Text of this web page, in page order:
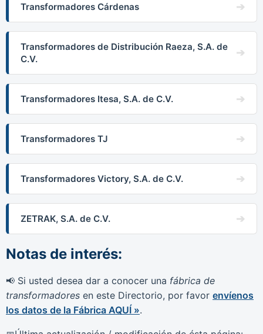
Transformadores Cárdenas
Transformadores de Distribución Raeza, S.A. de
C.V.
Transformadores Itesa, S.A. de C.V.
Transformadores TJ
Transformadores Victory, S.A. de C.V.
ZETRAK, S.A. de C.V.
Notas de interés:
📢 Si usted desea dar a conocer una fábrica de
transformadores en este Directorio, por favor envíenos
los datos de la Fábrica AQUÍ ».